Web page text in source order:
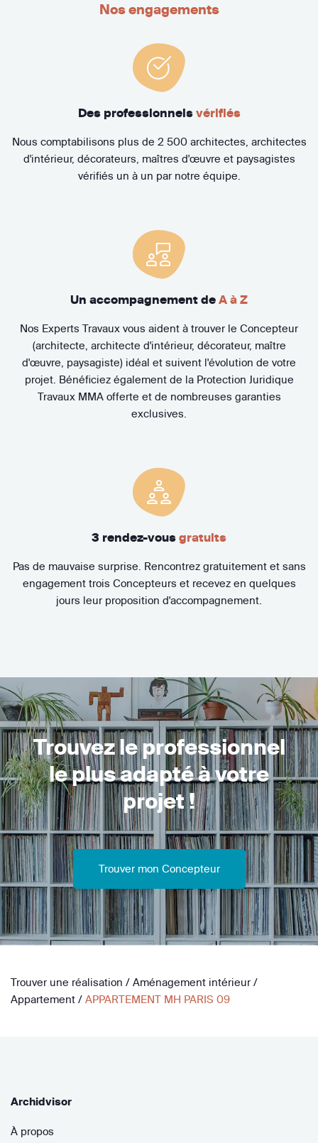
Nos engagements
Des professionnels vérifiés
Nous comptabilisons plus de 2 500 architectes, architectes
d'intérieur, décorateurs, maîtres d'œuvre et paysagistes
vérifiés un à un par notre équipe.
Un accompagnement de A à Z
Nos Experts Travaux vous aident à trouver le Concepteur
(architecte, architecte d'intérieur, décorateur, maître
d'œuvre, paysagiste) idéal et suivent l'évolution de votre
projet. Bénéficiez également de la Protection Juridique
Travaux MMA offerte et de nombreuses garanties
exclusives.
3 rendez-vous gratuits
Pas de mauvaise surprise. Rencontrez gratuitement et sans
engagement trois Concepteurs et recevez en quelques
jours leur proposition d'accompagnement.
Trouvez le professionnel
le plus adapté à votre
projet !
Trouver mon Concepteur
Trouver une réalisation / Aménagement intérieur /
Appartement / APPARTEMENT MH PARIS 09
Archidvisor
À propos